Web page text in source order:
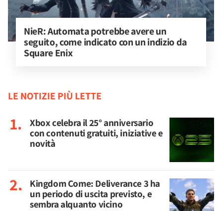
NieR: Automata potrebbe avere un
seguito, come indicato con un indizio da
Square Enix
LE NOTIZIE PIÙ LETTE
Xbox celebra il 25° anniversario
con contenuti gratuiti, iniziative e
novità
Kingdom Come: Deliverance 3 ha
un periodo di uscita previsto, e
sembra alquanto vicino